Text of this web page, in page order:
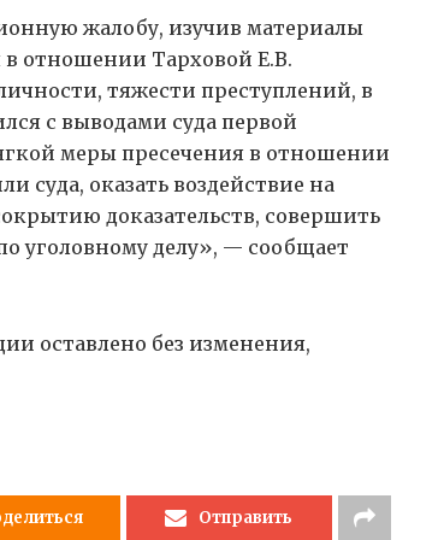
жалобу, изучив материалы
отношении Тарховой Е.В.
тяжести преступлений, в
с выводами суда первой
меры пресечения в отношении
суда, оказать воздействие на
доказательств, совершить
уголовному делу», — сообщает
оставлено без изменения,
Отправить